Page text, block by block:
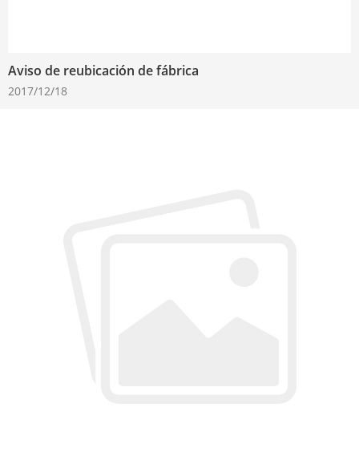
Aviso de reubicación de fábrica
2017/12/18